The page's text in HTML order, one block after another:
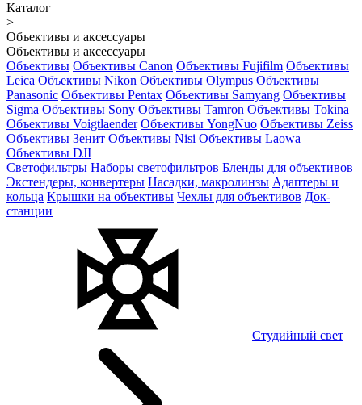
Каталог
>
Объективы и аксессуары
Объективы и аксессуары
Объективы Объективы Canon Объективы Fujifilm Объективы
Leica Объективы Nikon Объективы Olympus Объективы
Panasonic Объективы Pentax Объективы Samyang Объективы
Sigma Объективы Sony Объективы Tamron Объективы Tokina
Объективы Voigtlaender Объективы YongNuo Объективы Zeiss
Объективы Зенит Объективы Nisi Объективы Laowa
Объективы DJI
Светофильтры Наборы светофильтров Бленды для объективов
Экстендеры, конвертеры Насадки, макролинзы Адаптеры и
кольца Крышки на объективы Чехлы для объективов Док-
станции
Студийный свет